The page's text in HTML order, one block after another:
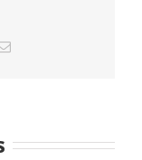
Correo